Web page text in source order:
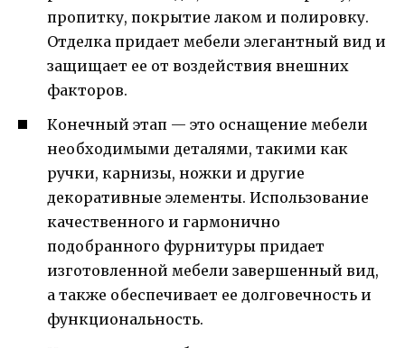
пропитку, покрытие лаком и полировку.
Отделка придает мебели элегантный вид и
защищает ее от воздействия внешних
факторов.
Конечный этап — это оснащение мебели
необходимыми деталями, такими как
ручки, карнизы, ножки и другие
декоративные элементы. Использование
качественного и гармонично
подобранного фурнитуры придает
изготовленной мебели завершенный вид,
а также обеспечивает ее долговечность и
функциональность.